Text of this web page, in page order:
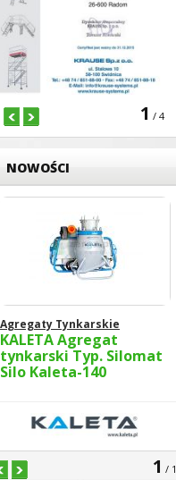
1 / 4
NOWOŚCI
Agregaty Tynkarskie
KALETA Agregat
tynkarski Typ. Silomat
Silo Kaleta-140
1 / 1